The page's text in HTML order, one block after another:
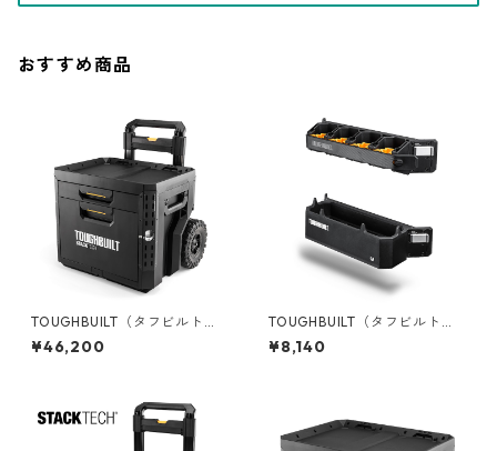
おすすめ商品
TOUGHBUILT（タフビルト）S
TACK TECH(スタックテック)
ウィール2ドロワーボックス T
¥46,200
TOUGHBUILT（タフビルト）S
TACK TECH(スタックテック)
マルチロングツールホルダー T
¥8,140